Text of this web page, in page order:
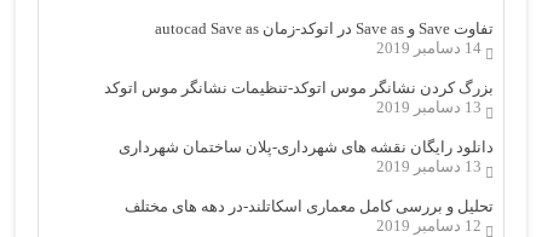
تفاوت Save و Save as در اتوکد-زمان autocad Save as
14 دسامبر 2019
بزرگ کردن نشانگر موس اتوکد-تنظیمات نشانگر موس اتوکد
13 دسامبر 2019
دانلود رایگان نقشه های شهرداری-پلان ساختمان شهرداری
13 دسامبر 2019
تحلیل و بررسی کامل معماری اسکاتلند-در دهه های مختلف
12 دسامبر 2019